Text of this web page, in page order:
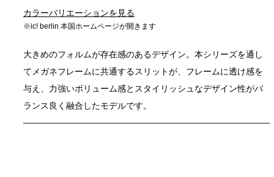
カラーバリエーションを見る
※ic! berlin 本国ホームページが開きます
大きめのフォルムが存在感のあるデザイン。本シリーズを通し
てメガネフレームに共通するスリットが、フレームに透け感を
与え、力強いボリューム感とスタイリッシュなデザイン性がバ
ランス良く融合したモデルです。